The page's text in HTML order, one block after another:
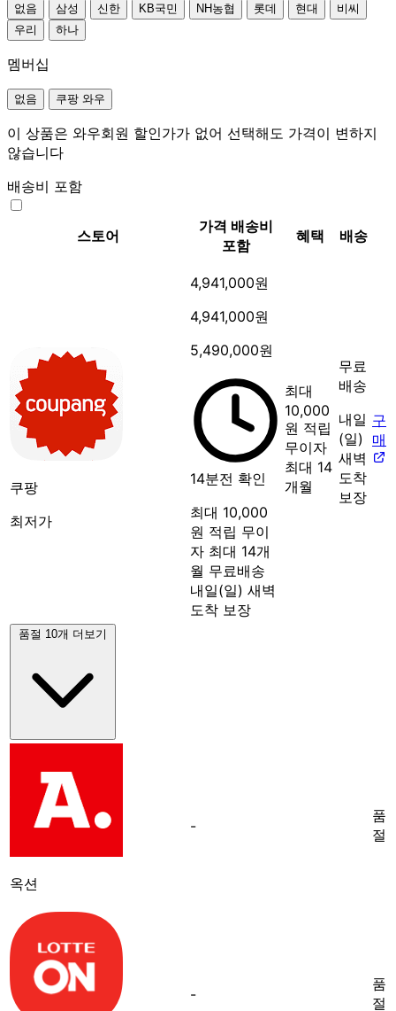
없음 삼성 신한 KB국민 NH농협 롯데 현대
비씨
우리
하나
멤버십
없음 쿠팡 와우
이 상품은 와우회원 할인가가 없어 선택해도 가격이 변하지
않습니다
배송비 포함
스토어
가격 배송비
포함
혜택 배송
쿠팡
최저가
4,941,000원
4,941,000원
5,490,000원
14분전 확인
최대 10,000
원 적립 무이
자 최대 14개
월 무료배송
내일(일) 새벽
도착 보장
최대
10,000
원 적립
무이자
최대 14
개월
무료
배송
내일
(일)
새벽
도착
보장
구
매
품절 10개 더보기
옥션
-
품
절
-
품
절